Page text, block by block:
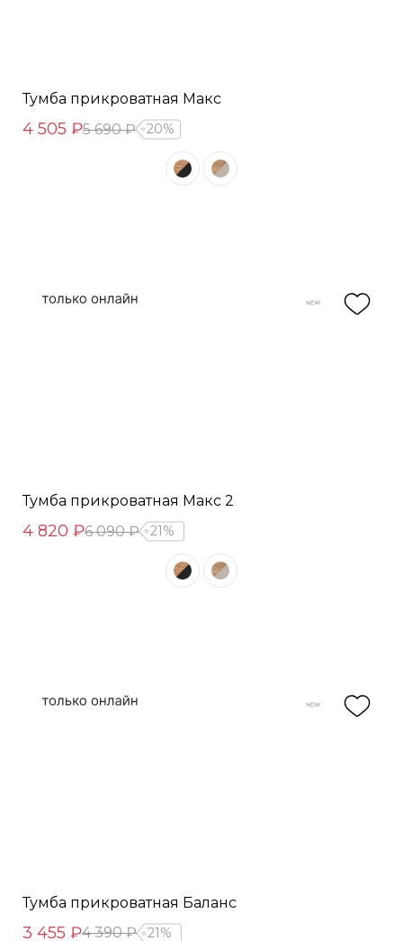
Тумба прикроватная Макс
4 505 ₽5 690 ₽ 20%
Тумба прикроватная Макс 2
4 820 ₽6 090 ₽ 21%
Тумба прикроватная Баланс
3 455 ₽4 390 ₽ 21%